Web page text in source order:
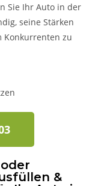
Sie Ihr Auto in der
seine Stärken
Konkurrenten zu
&